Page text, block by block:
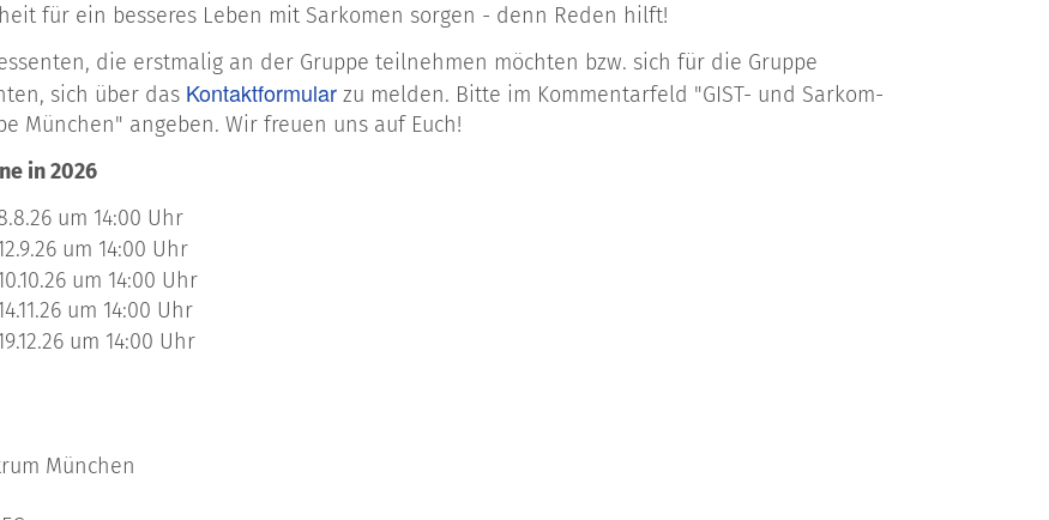
für ein besseres Leben mit Sarkomen sorgen - denn Reden hilft!
die erstmalig an der Gruppe teilnehmen möchten bzw. sich für die Gruppe
sich über das Kontaktformular zu melden. Bitte im Kommentarfeld "GIST- und Sarkom-
München" angeben. Wir freuen uns auf Euch!
in 2026
um 14:00 Uhr
um 14:00 Uhr
um 14:00 Uhr
um 14:00 Uhr
um 14:00 Uhr
München